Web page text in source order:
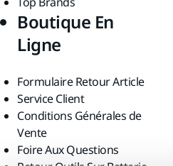
Boutique En
Ligne
Formulaire Retour Article
Service Client
Conditions Générales de
Vente
Foire Aux Questions